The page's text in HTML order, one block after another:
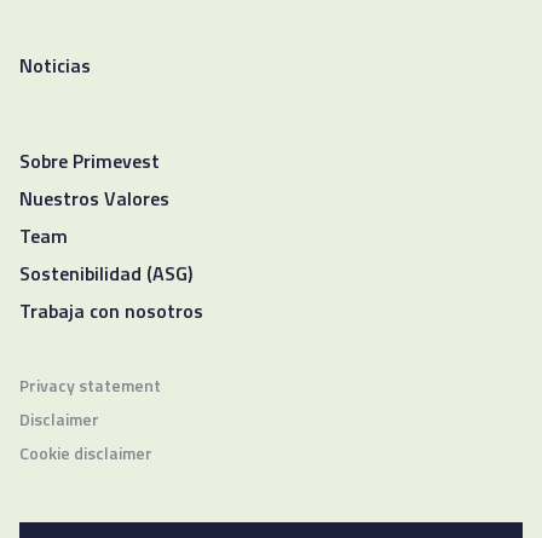
Noticias
Sobre Primevest
Nuestros Valores
Team
Sostenibilidad (ASG)
Trabaja con nosotros
Privacy statement
Disclaimer
Cookie disclaimer